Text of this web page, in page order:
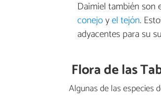
Daimiel también son
conejoyel tejón.
adyacentes para su
Flora de las
Algunas de las especies